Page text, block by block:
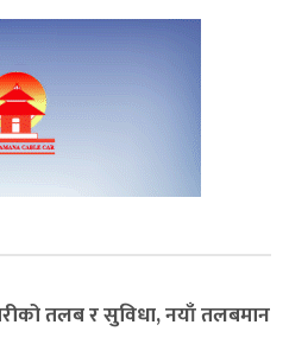
तलब र सुविधा, नयाँ तलबमान